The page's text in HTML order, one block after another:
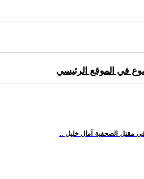
في الموقع الرئيسي
في مقتل الصحفية آمال خليل